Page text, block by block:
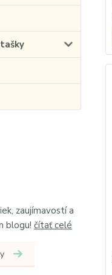
zaujímavostí a
blogu! čítať celé